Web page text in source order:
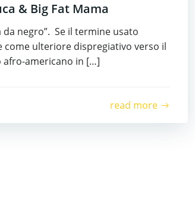
& Big Fat Mama
da negro”. Se il termine usato
come ulteriore dispregiativo verso il
afro-americano in […]
read more